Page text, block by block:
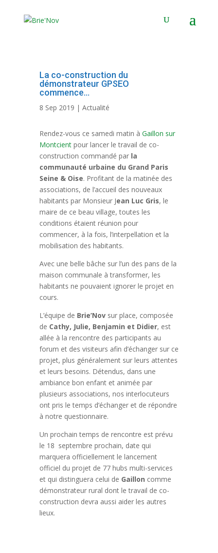
La co-construction du
démonstrateur GPSEO
commence…
8 Sep 2019 | Actualité
Rendez-vous ce samedi matin à Gaillon sur
Montcientpour lancer le travail de co-
construction commandé par la
communauté urbaine du Grand Paris
Seine & Oise. Profitant de la matinée des
associations, de l’accueil des nouveaux
habitants par Monsieur Jean Luc Gris, le
maire de ce beau village, toutes les
conditions étaient réunion pour
commencer, à la fois, l’interpellation et la
mobilisation des habitants.
Avec une belle bâche sur l’un des pans de la
maison communale à transformer, les
habitants ne pouvaient ignorer le projet en
cours.
L’équipe de Brie’Novsur place, composée
de Cathy, Julie, Benjamin et Didier, est
allée à la rencontre des participants au
forum et des visiteurs afin d’échanger sur ce
projet, plus généralement sur leurs attentes
et leurs besoins. Détendus, dans une
ambiance bon enfant et animée par
plusieurs associations, nos interlocuteurs
ont pris le temps d’échanger et de répondre
à notre questionnaire.
Un prochain temps de rencontre est prévu
le 18 septembre prochain, date qui
marquera officiellement le lancement
officiel du projet de 77 hubs multi-services
et qui distinguera celui de Gaillon comme
démonstrateur rural dont le travail de co-
construction devra aussi aider les autres
lieux.